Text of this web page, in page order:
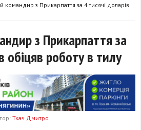
командир з Прикарпаття за 4 тисячі доларів
з Прикарпаття за
обіцяв роботу в тилу
Ткач Дмитро